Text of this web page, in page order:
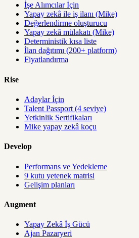
İşe Alımcılar İçin
Yapay zekâ ile iş ilanı (Mike)
Değerlendirme oluşturucu
Yapay zekâ mülakatı (Mike)
Deterministik kısa liste
İlan dağıtımı (200+ platform)
Fiyatlandırma
Rise
Adaylar İçin
Talent Passport (4 seviye)
Yetkinlik Sertifikaları
Mike yapay zekâ koçu
Develop
Performans ve Yedekleme
9 kutu yetenek matrisi
Gelişim planları
Augment
Yapay Zekâ İş Gücü
Ajan Pazaryeri